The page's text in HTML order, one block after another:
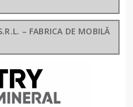
– FABRICA DE MOBILĂ